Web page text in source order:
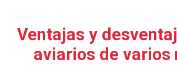
Ventajas y
aviarios de varios